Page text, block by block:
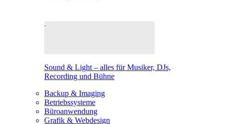
Sound & Light – alles für Musiker, DJs,
Recording und Bühne
Backup & Imaging
Betriebssysteme
Büroanwendung
Grafik & Webdesign